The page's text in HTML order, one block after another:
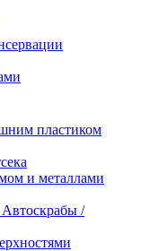
пластиком
и металлами
/